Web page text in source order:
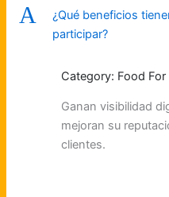
A
¿Qué beneficios
participar?
Category: Food For
Ganan visibilidad
mejoran su
clientes.